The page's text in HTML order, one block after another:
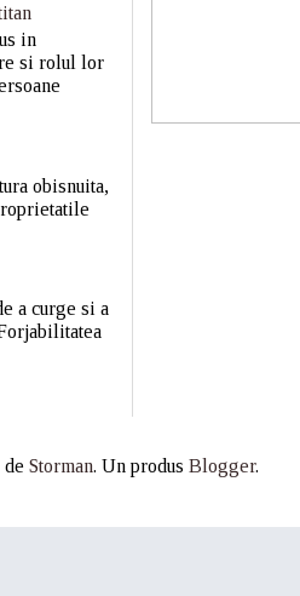
in
si rolul lor
obisnuita,
a curge si a
Storman. Un produs Blogger.